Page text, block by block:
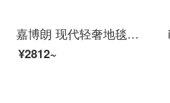
嘉博朗 现代轻奢地毯客厅卧室床边毯沙发茶几毯羊羔绒毯子防滑耐磨家用毛毯 YH-116 1.4米*2米
¥2812~